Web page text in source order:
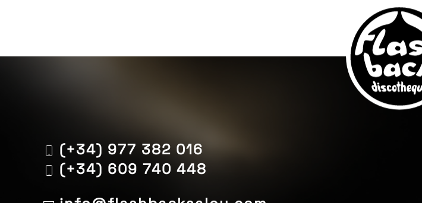
(+34) 977 382 016
(+34) 609 740 448